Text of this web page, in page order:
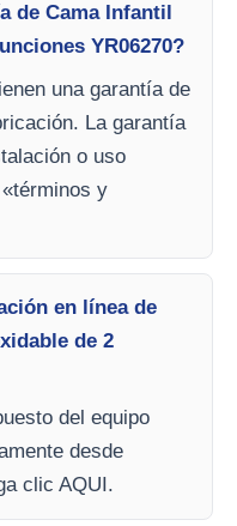
de Cama Infantil
YR06270?
una garantía de
La garantía
o uso
y
en línea de
de 2
del equipo
desde
clic AQUI.